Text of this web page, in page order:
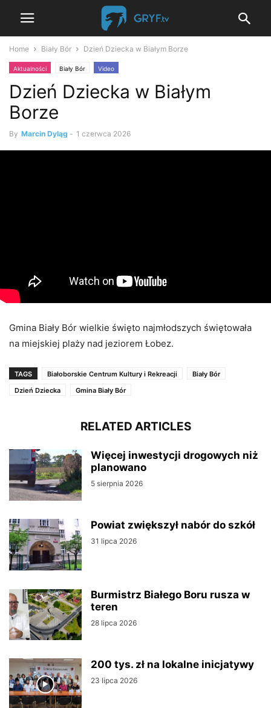
Home Biały Bór Dzień Dziecka w Białym Borze
Aktualności Biały Bór Video
Dzień Dziecka w Białym
Borze
By Marcin Dyląg - 1 czerwca 2026
Gmina Biały Bór wielkie święto najmłodszych świętowała
na miejskiej plaży nad jeziorem Łobez.
TAGS Białoborskie Centrum Kultury i Rekreacji
Biały Bór
Dzień Dziecka
Gmina Biały Bór
RELATED ARTICLES
Więcej inwestycji drogowych niż
planowano
5 sierpnia 2026
Powiat zwiększył nabór do szkół
31 lipca 2026
Burmistrz Białego Boru rusza w
teren
28 lipca 2026
200 tys. zł na lokalne inicjatywy
23 lipca 2026